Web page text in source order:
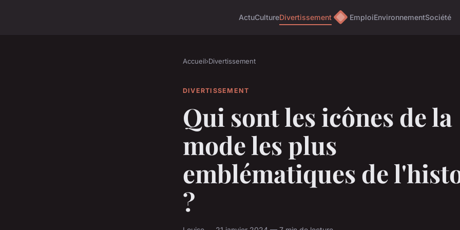
ActuCultureDivertissement EmploiEnvironnementSociété
Accueil›Divertissement
DIVERTISSEMENT
Qui sont les icônes de la
mode les plus
emblématiques de
?